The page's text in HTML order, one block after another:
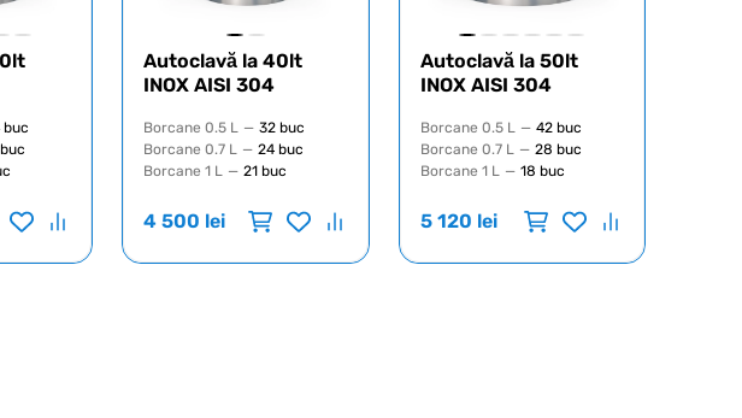
buc
Autoclavă la 40lt
INOX AISI 304
Borcane 0.5 L — 32 buc
Borcane 0.7 L — 24 buc
Borcane 1 L — 21 buc
4 500 lei
Autoclavă la 50lt
INOX AISI 304
Borcane 0.5 L — 42 buc
Borcane 0.7 L — 28 buc
Borcane 1 L — 18 buc
5 120 lei